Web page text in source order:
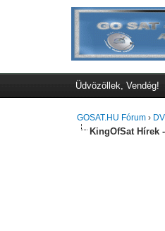
Üdvözöllek, Vendég!
GOSAT.HU Fórum ›
KingOfSat Hírek